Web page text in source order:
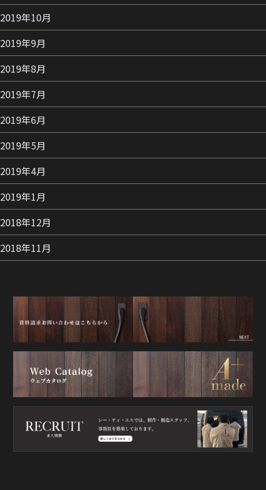
2019年10月
2019年9月
2019年8月
2019年7月
2019年6月
2019年5月
2019年4月
2019年1月
2018年12月
2018年11月